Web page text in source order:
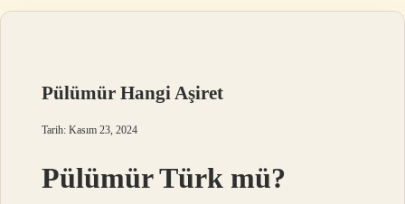
Pülümür Hangi Aşiret
Tarih: Kasım 23, 2024
Pülümür Türk mü?